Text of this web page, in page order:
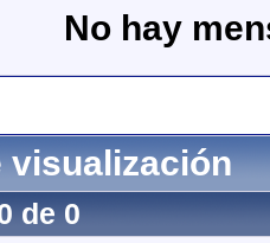
No hay
visualización
de 0